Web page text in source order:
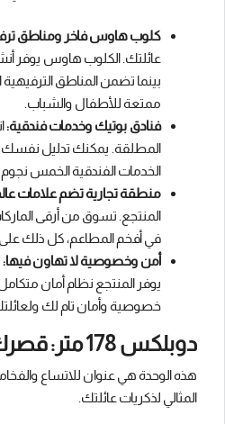
كلوب هاوس فاخر ومناطق
عائلتك. الكلوب هاوس يوفر
بينما تضمن المناطق
ممتعة للأطفال والشباب.
فنادق بوتيك وخدمات فندقية:
المطلقة. يمكنك تدليل نفسك
الخدمات الفندقية الخمس نجوم
منطقة تجارية تضم علامات
المنتجع. تسوق من أرقى
في أفخم المطاعم، كل ذلك
أمن وخصوصية لا تهاون فيها:
يوفر المنتجع نظام أمان
خصوصية وأمان تام لك
دوبلكس 178 متر: قصرك الصيفي الخاص
هذه الوحدة هي عنوان للاتساع
المثالي لذكريات عائلتك.